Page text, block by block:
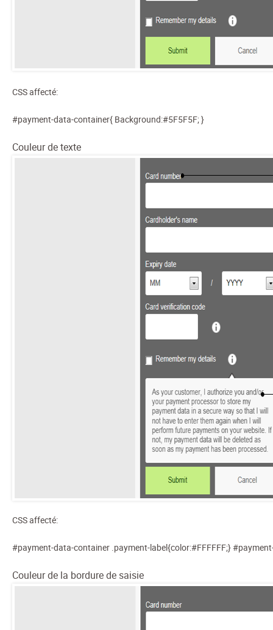
CSS affecté:
#payment-data-container{ Background:#5F5F5F; }
Couleur de texte
CSS affecté:
#payment-data-container .payment-label{color:#FFFFFF;}
Couleur de la bordure de saisie